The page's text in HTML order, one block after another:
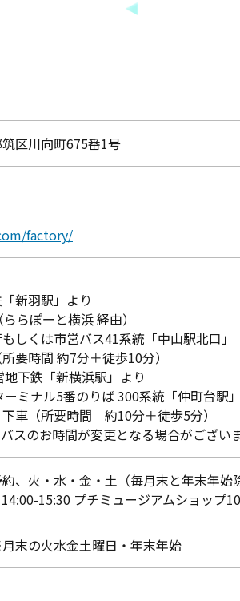
区川向町675番1号
factory/
新羽駅」より
らぽーと横浜 経由）
もしくは市営バス41系統「中山駅北口
要時間 約7分＋徒歩10分）
下鉄「新横浜駅」より
ーミナル5番のりば 300系統「仲町台駅
下車（所要時間 約10分＋徒歩5分）
スのお時間が変更となる場合がござい
約、火・水・金・土（毎月末と年末年
15:30 プチミュージアムショップ
末の火水金土曜日・年末年始